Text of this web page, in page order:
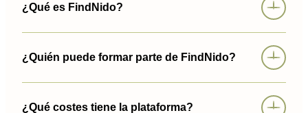
¿Qué es FindNido?
¿Quién puede formar parte de FindNido?
¿Qué costes tiene la plataforma?